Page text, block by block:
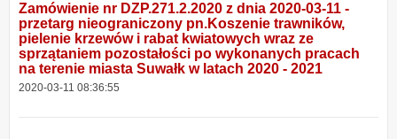
Zamówienie nr DZP.271.2.2020 z dnia 2020-03-11 -
przetarg nieograniczony pn.Koszenie trawników,
pielenie krzewów i rabat kwiatowych wraz ze
sprzątaniem pozostałości po wykonanych pracach
na terenie miasta Suwałk w latach 2020 - 2021
2020-03-11 08:36:55